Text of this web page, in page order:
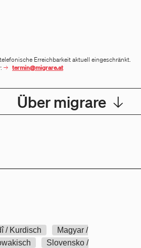
Erreichbarkeit aktuell eingeschränkt.
termin@migrare.at
Über migrare ↓
/ Kurdisch
Magyar /
Slovensko /